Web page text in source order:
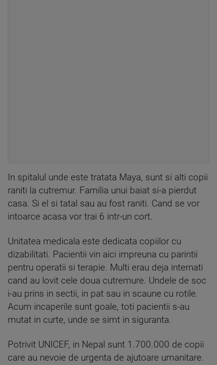
In spitalul unde este tratata Maya, sunt si alti copii
raniti la cutremur. Familia unui baiat si-a pierdut
casa. Si el si tatal sau au fost raniti. Cand se vor
intoarce acasa vor trai 6 intr-un cort.
Unitatea medicala este dedicata copiilor cu
dizabilitati. Pacientii vin aici impreuna cu parintii
pentru operatii si terapie. Multi erau deja internati
cand au lovit cele doua cutremure. Undele de soc
i-au prins in sectii, in pat sau in scaune cu rotile.
Acum incaperile sunt goale, toti pacientii s-au
mutat in curte, unde se simt in siguranta.
Potrivit UNICEF, in Nepal sunt 1.700.000 de copii
care au nevoie de urgenta de ajutoare umanitare.